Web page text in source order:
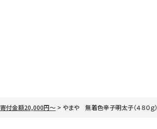
寄付金額20,000円～ やまや 無着色辛子明太子（４８０ｇ）